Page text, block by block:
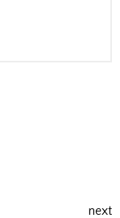
next